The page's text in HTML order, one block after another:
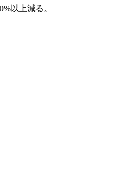
以上減る。